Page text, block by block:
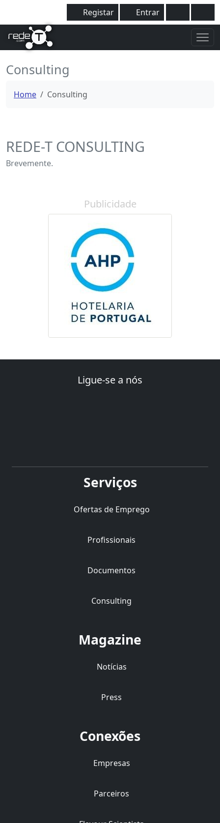
Registar Entrar
Consulting
Home Consulting
REDE-T CONSULTING
Brevemente.
Publicidade
Ligue-se a nós
Serviços
Ofertas de Emprego
Profissionais
Documentos
Consulting
Magazine
Notícias
Press
Conexões
Empresas
Parceiros